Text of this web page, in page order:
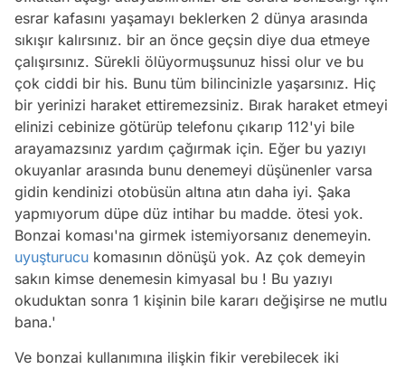
esrar kafasını yaşamayı beklerken 2 dünya arasında
sıkışır kalırsınız. bir an önce geçsin diye dua etmeye
çalışırsınız. Sürekli ölüyormuşsunuz hissi olur ve bu
çok ciddi bir his. Bunu tüm bilincinizle yaşarsınız. Hiç
bir yerinizi haraket ettiremezsiniz. Bırak haraket etmeyi
elinizi cebinize götürüp telefonu çıkarıp 112'yi bile
arayamazsınız yardım çağırmak için. Eğer bu yazıyı
okuyanlar arasında bunu denemeyi düşünenler varsa
gidin kendinizi otobüsün altına atın daha iyi. Şaka
yapmıyorum düpe düz intihar bu madde. ötesi yok.
Bonzai koması'na girmek istemiyorsanız denemeyin.
uyuşturucu komasının dönüşü yok. Az çok demeyin
sakın kimse denemesin kimyasal bu ! Bu yazıyı
okuduktan sonra 1 kişinin bile kararı değişirse ne mutlu
bana.'
Ve bonzai kullanımına ilişkin fikir verebilecek iki